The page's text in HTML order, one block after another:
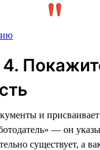
и
— он
существует, а